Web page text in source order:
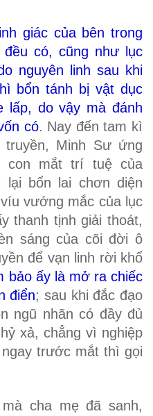
giác của bên trong
có, cũng như lục
nguyên linh sau khi
bổn tánh bị vật dục
lấp, do vậy mà đánh
có. Nay đến tam kì
Minh Sư ứng
con mắt trí tuệ của
lại bổn lai chơn diện
vướng mắc của lục
thanh tịnh giải thoát,
sáng của cõi đời ô
để vạn linh rời khổ
bảo ấy là mở ra chiếc
điển; sau khi đắc đạo
ngũ nhãn có đầy đủ
xả, chẳng vì nghiệp
trước mắt thì gọi
cha mẹ đã sanh,